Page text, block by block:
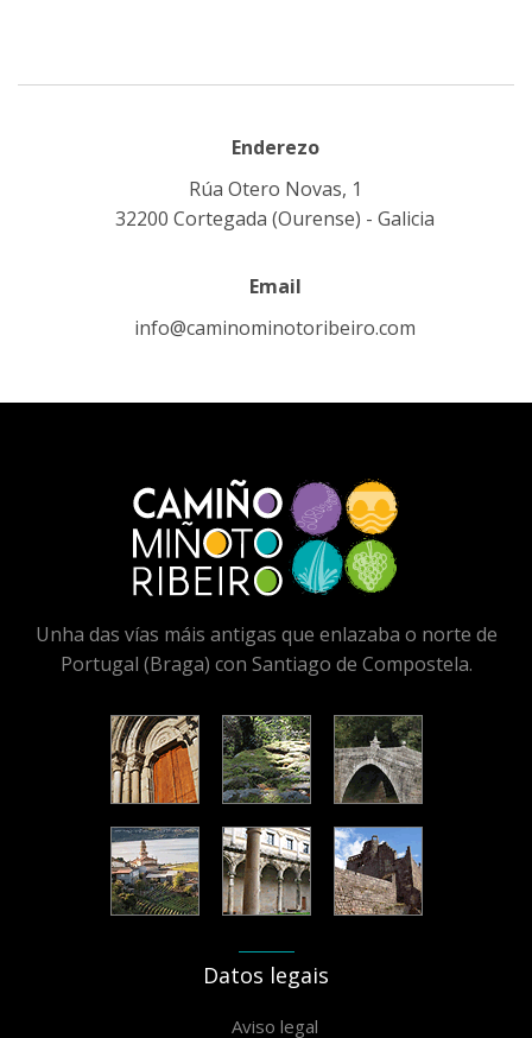
Enderezo
Rúa Otero Novas, 1
32200 Cortegada (Ourense) - Galicia
Email
info@caminominotoribeiro.com
Unha das vías máis antigas que enlazaba o norte de
Portugal (Braga) con Santiago de Compostela.
Datos legais
Aviso legal